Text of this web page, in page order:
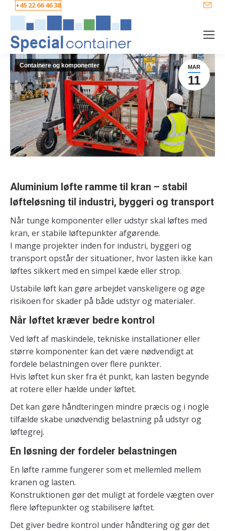
+45 22 66 46 38
MAR
11
Containere og komponenter
Aluminium løfte ramme til kran – stabil
løfteløsning til industri, byggeri og transport
Når tunge komponenter eller udstyr skal løftes med
kran, er stabile løftepunkter afgørende.
I mange projekter inden for industri, byggeri og
transport opstår der situationer, hvor lasten ikke kan
løftes sikkert med en simpel kæde eller strop.
Ustabile løft kan gøre arbejdet vanskeligere og øge
risikoen for skader på både udstyr og materialer.
Når løftet kræver bedre kontrol
Ved løft af maskindele, tekniske installationer eller
større komponenter kan det være nødvendigt at
fordele belastningen over flere punkter.
Hvis løftet kun sker fra ét punkt, kan lasten begynde
at rotere eller hælde under løftet.
Det kan gøre håndteringen mindre præcis og i nogle
tilfælde skabe unødvendig belastning på udstyr og
løftegrej.
En løsning der fordeler belastningen
En løfte ramme fungerer som et mellemled mellem
kranen og lasten.
Konstruktionen gør det muligt at fordele vægten over
flere løftepunkter og stabilisere løftet.
Det giver bedre kontrol under håndtering og gør det